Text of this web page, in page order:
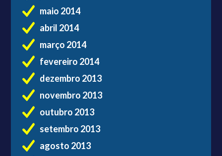
maio 2014
abril 2014
março 2014
fevereiro 2014
dezembro 2013
novembro 2013
outubro 2013
setembro 2013
agosto 2013